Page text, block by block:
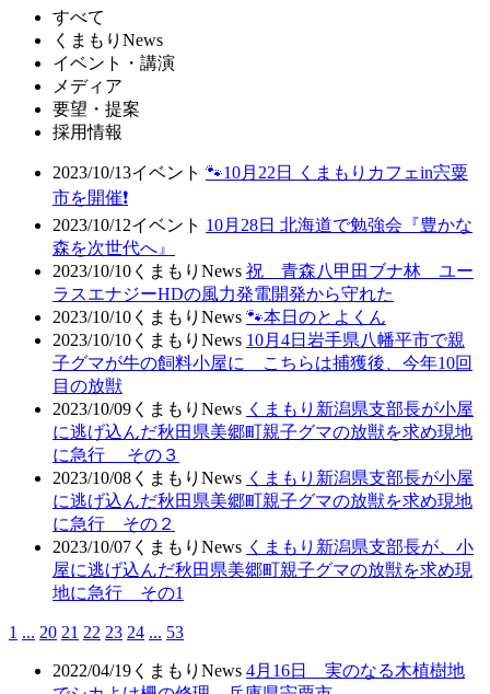
すべて
くまもりNews
イベント・講演
メディア
要望・提案
採用情報
2023/10/13イベント 🐾10月22日 くまもりカフェin宍粟
市を開催❗
2023/10/12イベント 10月28日 北海道で勉強会『豊かな
森を次世代へ』
2023/10/10 くまもりNews 祝 青森八甲田ブナ林 ユー
ラスエナジーHDの風力発電開発から守れた
2023/10/10 くまもりNews 🐾本日のとよくん
2023/10/10 くまもりNews 10月4日岩手県八幡平市で親
子グマが牛の飼料小屋に こちらは捕獲後、今年10回
目の放獣
2023/10/09 くまもりNews くまもり新潟県支部長が小屋
に逃げ込んだ秋田県美郷町親子グマの放獣を求め現地
に急行 その３
2023/10/08 くまもりNews くまもり新潟県支部長が小屋
に逃げ込んだ秋田県美郷町親子グマの放獣を求め現地
に急行 その２
2023/10/07 くまもりNews くまもり新潟県支部長が、小
屋に逃げ込んだ秋田県美郷町親子グマの放獣を求め現
地に急行 その1
1 ... 20 21 22 23 24 ... 53
2022/04/19 くまもりNews 4月16日 実のなる木植樹地